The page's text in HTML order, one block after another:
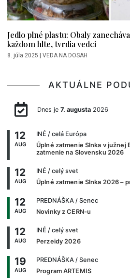
Jedlo plné plastu: Obaly
každom hlte, tvrdia vedci
8. júla 2025 VEDA NA DOSAH
AKTUÁLNE
Dnes je 7. augusta2026
12
AUG
INÉ / celá Európa
Úplné zatmenie Slnka v južnej
zatmenie na Slovensku 2026
12
AUG
INÉ / celý svet
Úplné zatmenie Slnka 2026 –
12
AUG
PREDNÁŠKA / Senec
Novinky z CERN-u
12
AUG
INÉ / celý svet
Perzeidy 2026
19
AUG
PREDNÁŠKA / Senec
Program ARTEMIS